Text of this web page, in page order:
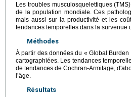
Les troubles musculosquelettiques
de la population mondiale. Ces
mais aussi sur la productivité et les
tendances temporelles dans la survenue
Méthodes
À partir des données du « Global
cartographiées. Les tendances
de tendances de Cochran-Armitage,
l’âge.
Résultats